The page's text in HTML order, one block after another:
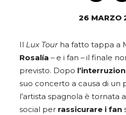
26 MARZO
Il Lux Tourha fatto tappa a
Rosalía – e i fan – il finale
previsto. Dopo
suo concerto a causa di un
l’artista spagnola è tornata
social per rassicurare i fan